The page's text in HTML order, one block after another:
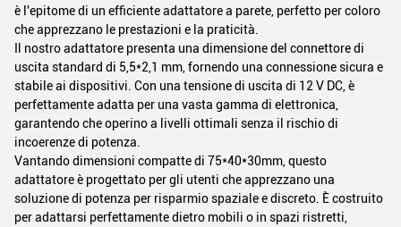
è l'epitome di un efficiente adattatore a parete, perfetto per coloro
che apprezzano le prestazioni e la praticità.
Il nostro adattatore presenta una dimensione del connettore di
uscita standard di 5,5*2,1 mm, fornendo una connessione sicura e
stabile ai dispositivi. Con una tensione di uscita di 12 V DC, è
perfettamente adatta per una vasta gamma di elettronica,
garantendo che operino a livelli ottimali senza il rischio di
incoerenze di potenza.
Vantando dimensioni compatte di 75*40*30mm, questo
adattatore è progettato per gli utenti che apprezzano una
soluzione di potenza per risparmio spaziale e discreto. È costruito
per adattarsi perfettamente dietro mobili o in spazi ristretti,